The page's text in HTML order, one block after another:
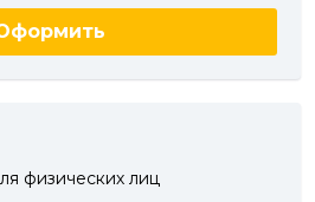
физических лиц